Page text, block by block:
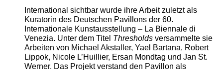
International sichtbar wurde ihre Arbeit zuletzt als
Kuratorin des Deutschen Pavillons der 60.
Internationale Kunstausstellung – La Biennale di
Venezia. Unter dem Titel Thresholdsversammelte sie
Arbeiten von Michael Akstaller, Yael Bartana, Robert
Lippok, Nicole L’Huillier, Ersan Mondtag und Jan St.
Werner. Das Projekt verstand den Pavillon als